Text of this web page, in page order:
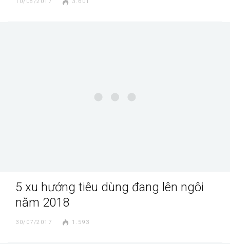
10/08/2017 3.601
5 xu hướng tiêu dùng đang lên ngôi
năm 2018
30/07/2017 1.593